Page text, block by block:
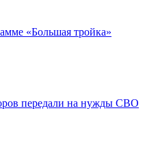
«Большая тройка»
передали на нужды СВО